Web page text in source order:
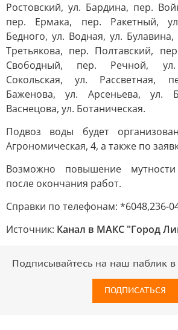
Ростовский, ул. Бардина, пер.
пер. Ермака, пер. Ракетный,
Бедного, ул. Водная, ул. Булавина,
Третьякова, пер. Полтавский,
Свободный, пер. Речной,
Сокольская, ул. Рассветная,
Баженова, ул. Арсеньева, ул.
Васнецова, ул. Ботаническая.
Подвоз воды будет
Агрономическая, 4, а также по
Возможно повышение
после окончания работ.
Справки по телефонам: *6048,236-
Источник: Канал в МАКС "Город
Подписывайтесь на наш паблик
ПОДПИСАТЬСЯ